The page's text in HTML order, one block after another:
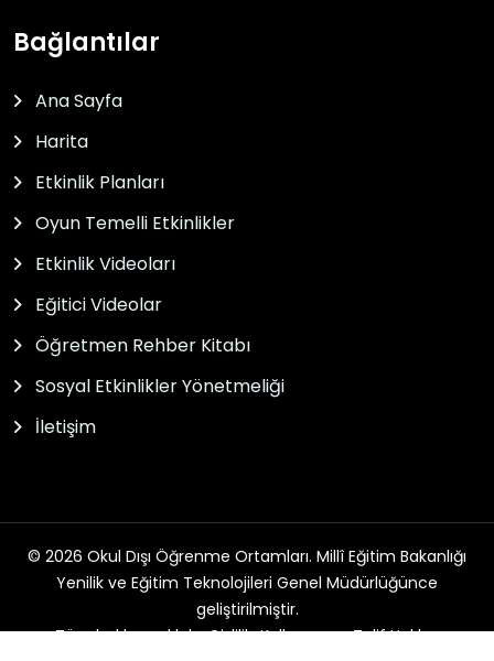
Bağlantılar
Ana Sayfa
Harita
Etkinlik Planları
Oyun Temelli Etkinlikler
Etkinlik Videoları
Eğitici Videolar
Öğretmen Rehber Kitabı
Sosyal Etkinlikler Yönetmeliği
İletişim
© 2026 Okul Dışı Öğrenme Ortamları. Millî Eğitim Bakanlığı
Yenilik ve Eğitim Teknolojileri Genel Müdürlüğünce
geliştirilmiştir.
Tüm hakları saklıdır. Gizlilik, Kullanım ve Telif Hakları